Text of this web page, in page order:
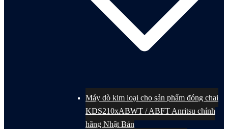
Máy dò kim loại cho sản phẩm đóng chai
KDS210xABWT / ABFT Anritsu chính
hãng Nhật Bản